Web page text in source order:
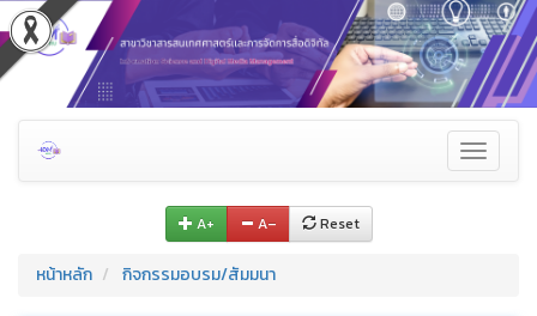
Toggle
A+ A– Reset
หน้าหลัก กิจกรรมอบรม/สัมมนา